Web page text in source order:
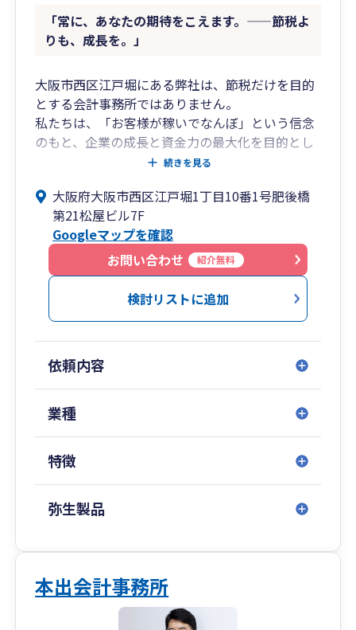
「常に、あなたの期待をこえます。——節税よ
りも、成長を。」
大阪市西区江戸堀にある弊社は、節税だけを目的
とする会計事務所ではありません。
私たちは、「お客様が稼いでなんぼ」という信念
のもと、企業の成長と資金力の最大化を目的とし
た銀行提携型の税理士事務所として、実践的な経
関東方面、九州方面など全国のお客様の支援に関
わらせて頂いております。
一例ではありますが、物販業、飲食業、製造業、
広告業、人材関連、農業（個人&法人）
YouTuber、芸能関連、馬主、医業、コンサルテ
ィング業など、このほかにも多岐に渡るお客様と
ご縁をいただいております。様々な業種に対応可
弊所では大手銀行との提携を活かした、銀行目線
での税務・会計サポートを実現しております。
資金調達、事業再生支援、補助金・助成金の活
体制を整えています。
また、「常にあなたの期待を超える」という理念
お客様の“攻めの経営”を支えます。
企業の資金戦略・成長支援に強い税理士をお探し
続きを見る
大阪府大阪市西区江戸堀1丁目10番1号肥後橋
第21松屋ビル7F
Googleマップを確認
お問い合わせ
紹介無料
検討リストに追加
依頼内容
業種
特徴
弥生製品
本出会計事務所